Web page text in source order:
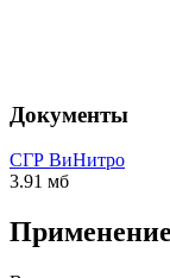
Документы
СГР ВиНитро
3.91 мб